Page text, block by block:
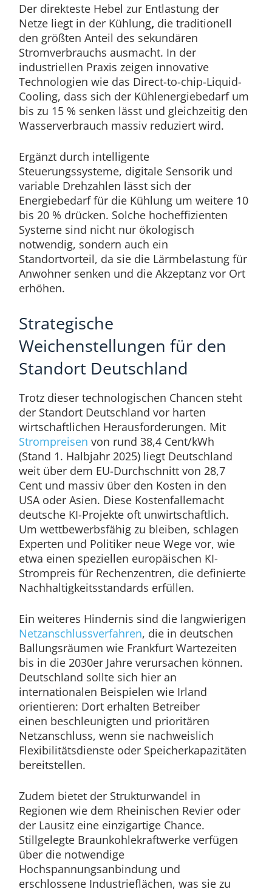
Der direkteste Hebel zur Entlastung der
Netze liegt in der Kühlung, die traditionell
den größten Anteil des sekundären
Stromverbrauchs ausmacht. In der
industriellen Praxis zeigen innovative
Technologien wie das Direct-to-chip-Liquid-
Cooling, dass sich der Kühlenergiebedarf um
bis zu 15 % senken lässt und gleichzeitig den
Wasserverbrauch massiv reduziert wird.
Ergänzt durch intelligente
Steuerungssysteme, digitale Sensorik und
variable Drehzahlen lässt sich der
Energiebedarf für die Kühlung um weitere 10
bis 20 % drücken. Solche hocheffizienten
Systeme sind nicht nur ökologisch
notwendig, sondern auch ein
Standortvorteil, da sie die Lärmbelastung für
Anwohner senken und die Akzeptanz vor Ort
erhöhen.
Strategische
Weichenstellungen für den
Standort Deutschland
Trotz dieser technologischen Chancen steht
der Standort Deutschland vor harten
wirtschaftlichen Herausforderungen. Mit
Strompreisen von rund 38,4 Cent/kWh
(Stand 1. Halbjahr 2025) liegt Deutschland
weit über dem EU-Durchschnitt von 28,7
Cent und massiv über den Kosten in den
USA oder Asien. Diese Kostenfallemacht
deutsche KI-Projekte oft unwirtschaftlich.
Um wettbewerbsfähig zu bleiben, schlagen
Experten und Politiker neue Wege vor, wie
etwa einen speziellen europäischen KI-
Strompreis für Rechenzentren, die definierte
Nachhaltigkeitsstandards erfüllen.
Ein weiteres Hindernis sind die langwierigen
Netzanschlussverfahren, die in deutschen
Ballungsräumen wie Frankfurt Wartezeiten
bis in die 2030er Jahre verursachen können.
Deutschland sollte sich hier an
internationalen Beispielen wie Irland
orientieren: Dort erhalten Betreiber
einen beschleunigten und prioritären
Netzanschluss, wenn sie nachweislich
Flexibilitätsdienste oder Speicherkapazitäten
bereitstellen.
Zudem bietet der Strukturwandel in
Regionen wie dem Rheinischen Revier oder
der Lausitz eine einzigartige Chance.
Stillgelegte Braunkohlekraftwerke verfügen
über die notwendige
Hochspannungsanbindung und
erschlossene Industrieflächen, was sie zu